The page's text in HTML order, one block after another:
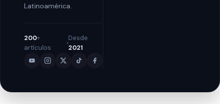
Latinoamérica.
200+
artículos
Desde
2021